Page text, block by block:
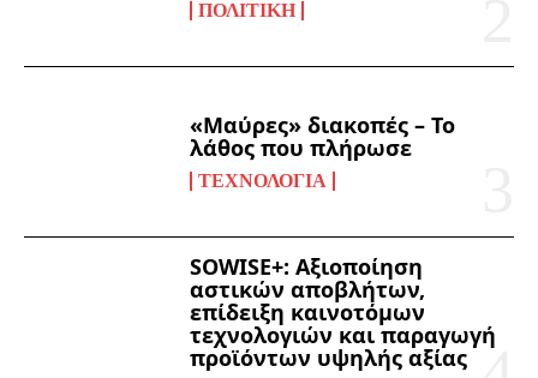
ΠΟΛΙΤΙΚΉ
«Μαύρες» διακοπές – Το
λάθος που πλήρωσε
ΤΕΧΝΟΛΟΓΊΑ
SOWISE+: Αξιοποίηση
αστικών αποβλήτων,
επίδειξη καινοτόμων
τεχνολογιών και παραγωγή
προϊόντων υψηλής αξίας